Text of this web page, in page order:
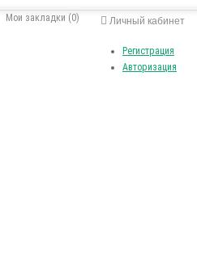
Личный кабинет
Регистрация
Авторизация
Мои закладки (0)